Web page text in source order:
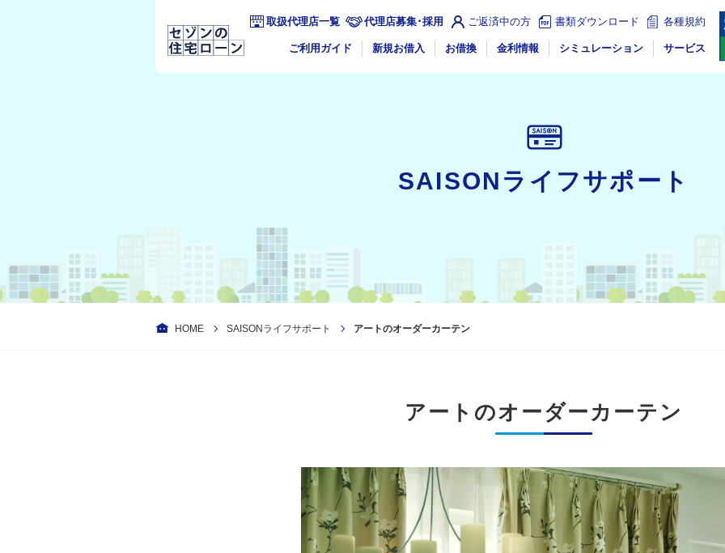
取扱代理店一覧 代理店募集･採用 ご返済中の方 書類ダウンロード 各種規約
ご利用ガイド 新規お借入 お借換 金利情報 シミュレーション サービス
SAISONライフサポート
HOME SAISONライフサポート アートのオーダーカーテン
アートのオーダーカーテン